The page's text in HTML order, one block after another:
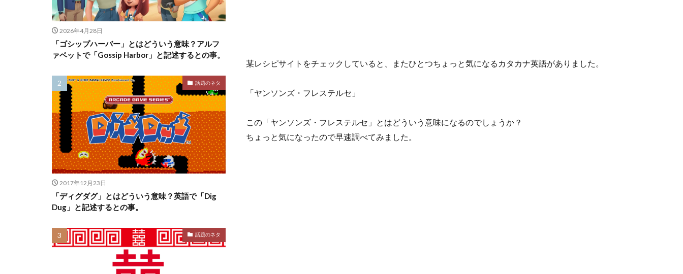
某レシピサイトをチェックしていると、またひとつちょっと気になるカタカナ英語がありました。
「ヤンソンズ・フレステルセ」
この「ヤンソンズ・フレステルセ」とはどういう意味になるのでしょうか？
ちょっと気になったので早速調べてみました。
2026年4月28日
「ゴシップハーバー」とはどういう意味？アルフ
ァベットで「Gossip Harbor」と記述するとの事。
話題のネタ
2017年12月23日
「ディグダグ」とはどういう意味？英語で「Dig
Dug」と記述するとの事。
話題のネタ